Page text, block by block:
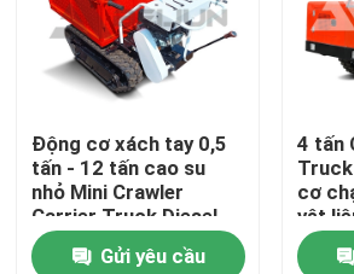
Nhà
Sản phẩm
Động cơ xách tay 0,5
tấn - 12 tấn cao su
nhỏ Mini Crawler
Carrier Truck Diesel
Gửi yêu cầu
4 tấn
cơ
vật